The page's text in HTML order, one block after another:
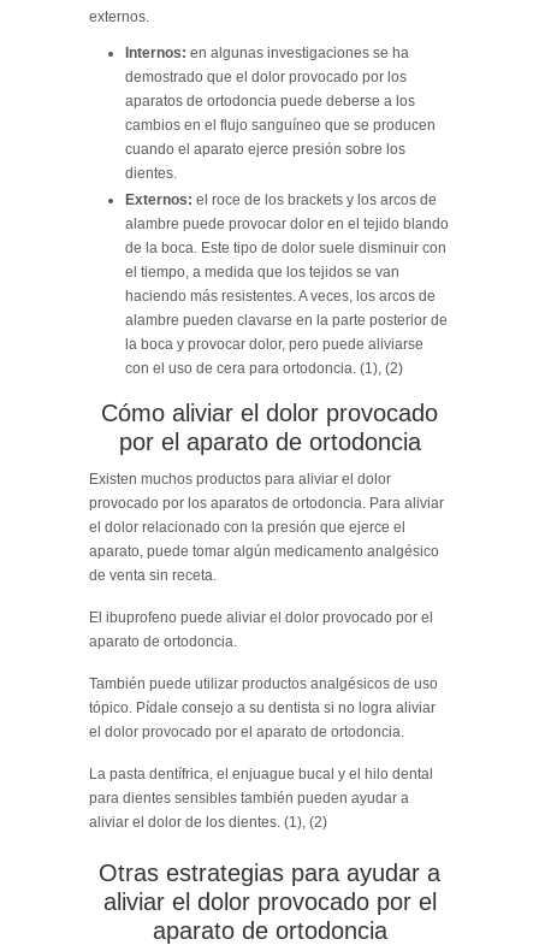
externos.
Internos: en algunas investigaciones se ha
demostrado que el dolor provocado por los
aparatos de ortodoncia puede deberse a los
cambios en el flujo sanguíneo que se producen
cuando el aparato ejerce presión sobre los
dientes.
Externos: el roce de los brackets y los arcos de
alambre puede provocar dolor en el tejido blando
de la boca. Este tipo de dolor suele disminuir con
el tiempo, a medida que los tejidos se van
haciendo más resistentes. A veces, los arcos de
alambre pueden clavarse en la parte posterior de
la boca y provocar dolor, pero puede aliviarse
con el uso de cera para ortodoncia. (1), (2)
Cómo aliviar el dolor provocado
por el aparato de ortodoncia
Existen muchos productos para aliviar el dolor
provocado por los aparatos de ortodoncia. Para aliviar
el dolor relacionado con la presión que ejerce el
aparato, puede tomar algún medicamento analgésico
de venta sin receta.
El ibuprofeno puede aliviar el dolor provocado por el
aparato de ortodoncia.
También puede utilizar productos analgésicos de uso
tópico. Pídale consejo a su dentista si no logra aliviar
el dolor provocado por el aparato de ortodoncia.
La pasta dentífrica, el enjuague bucal y el hilo dental
para dientes sensibles también pueden ayudar a
aliviar el dolor de los dientes. (1), (2)
Otras estrategias para ayudar a
aliviar el dolor provocado por el
aparato de ortodoncia